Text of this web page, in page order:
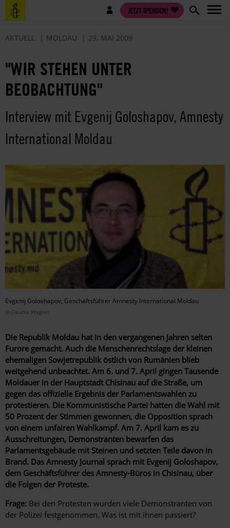
Direkt
zum
Benutzermenü JETZT SPENDEN!
AKTUELL MOLDAU 29. MAI 2009
"WIR STEHEN UNTER
BEOBACHTUNG"
Interview mit Evgenij Goloshapov, Amnesty
International Moldau
Evgenij Goloshapov, Geschäftsführer Amnesty International Moldau
© Claudia Wagner
Die Republik Moldau hat in den vergangenen Jahren selten
Furore gemacht. Auch die Menschenrechtslage der kleinen
ehemaligen Sowjetrepublik östlich von Rumänien blieb
weitgehend unbeachtet. Am 6. und 7. April gingen Tausende
Moldauer in der Hauptstadt Chisinau auf die Straße, um
gegen das offizielle Ergebnis der Parlamentswahlen zu
protestieren. Die Kommunistische Partei hatten die Wahl mit
50 Prozent der Stimmen gewonnen, die Opposition sprach
von einem unfairen Wahlkampf. Am 7. April kam es zu
Ausschreitungen, Demonstranten bewarfen das
Parlamentsgebäude mit Steinen und setzten Teile davon in
Brand. Das Amnesty Journal sprach mit Evgenij Goloshapov,
dem Geschäftsführer des Amnesty-Büros in Chisinau, über
die Folgen der Proteste.
Frage: Bei den Protesten wurden viele Demonstranten von
der Polizei festgenommen. Was ist mit ihnen passiert?